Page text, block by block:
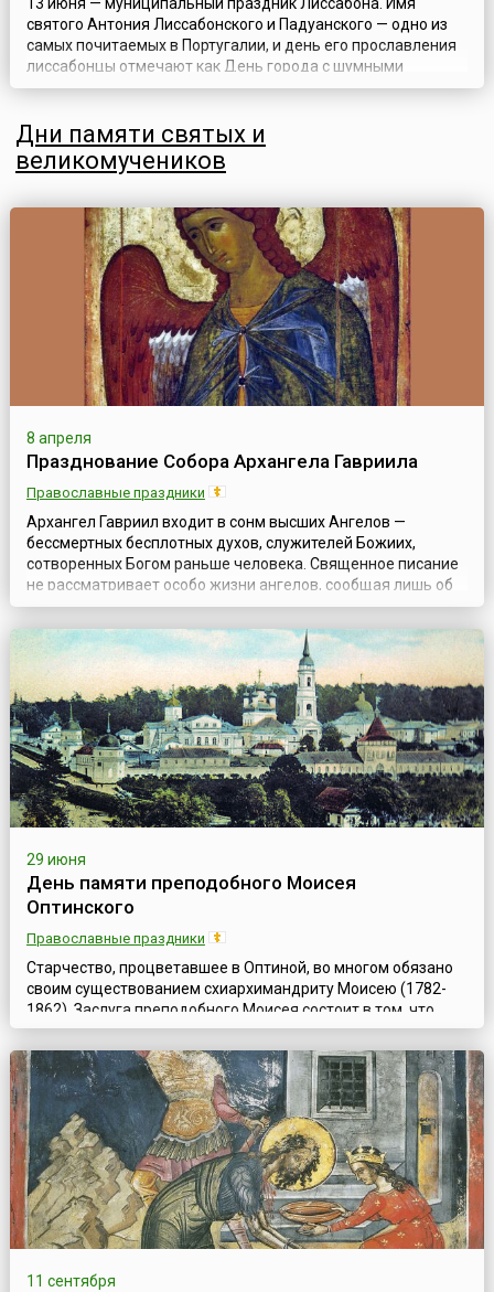
святого Антония Лиссабонского и Падуанского — одно из
самых почитаемых в Португалии, и день его прославления
лиссабонцы отмечают как День города с шумными
гуляньями и неудержимым весельем. Традиции
18 веку. Церковь его имени напротив Кафедрального
собора в Лиссабоне (где, по преданию, жили...
Дни памяти святых и
великомучеников
8 апреля
Празднование Собора Архангела Гавриила
Православные праздники
Архангел Гавриил входит в сонм высших Ангелов —
бессмертных бесплотных духов, служителей Божиих,
сотворенных Богом раньше человека. Священное писание
не рассматривает особо жизни ангелов, сообщая лишь об
их явлениях людям; вера Христова, направляющая все
силы человеческого ума и сердца к Богу, также не
углубляется в область ангелологии. Ангелы были
сотворены Богом свободными существами. Часть ...
29 июня
День памяти преподобного Моисея
Оптинского
Православные праздники
Старчество, процветавшее в Оптиной, во многом обязано
своим существованием схиархимандриту Моисею (1782-
1862). Заслуга преподобного Моисея состоит в том, что
именно благодаря ему, его совместной работе со старцами
Львом и Макарием, стало возможным не только внешнее
благоустройство Оптиной Пустыни, но и самый ее духовный
расцвет.Когда преподобный Моисей после основания им
Оптинского скита сдела...
11 сентября